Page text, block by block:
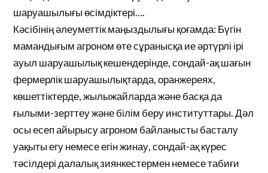
шаруашылығы өсімдіктері….
Кәсібінің әлеуметтік маңыздылығы қоғамда: Бүгін
мамандығым агроном өте сұранысқа ие әртүрлі ірі
ауыл шаруашылық кешендерінде, сондай-ақ шағын
фермерлік шаруашылықтарда, оранжереях,
көшеттіктерде, жылыжайларда және басқа да
ғылыми-зерттеу және білім беру институттары. Дәл
осы есеп айырысу агроном байланысты басталу
уақыты егу немесе егін жинау, сондай-ақ күрес
тәсілдері далалық зиянкестермен немесе табиғи